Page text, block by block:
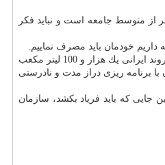
از متوسط جامعه است و نباید فكر
خودمان باید مصرف نماییم.
شیرین برای هر شهروند ایرانی یك هزار و 100 لیتر مكعب
برنامه ریزی دراز مدت و نادرستی
كه باید فریاد بكشد، سازمان